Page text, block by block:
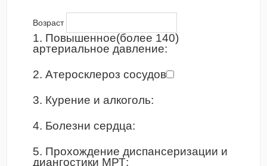
Возраст
1. Повышенное(более 140)
артериальное давление:
2. Атеросклероз сосудов
3. Курение и алкоголь:
4. Болезни сердца:
5. Прохождение диспансеризации и
диангостики МРТ: